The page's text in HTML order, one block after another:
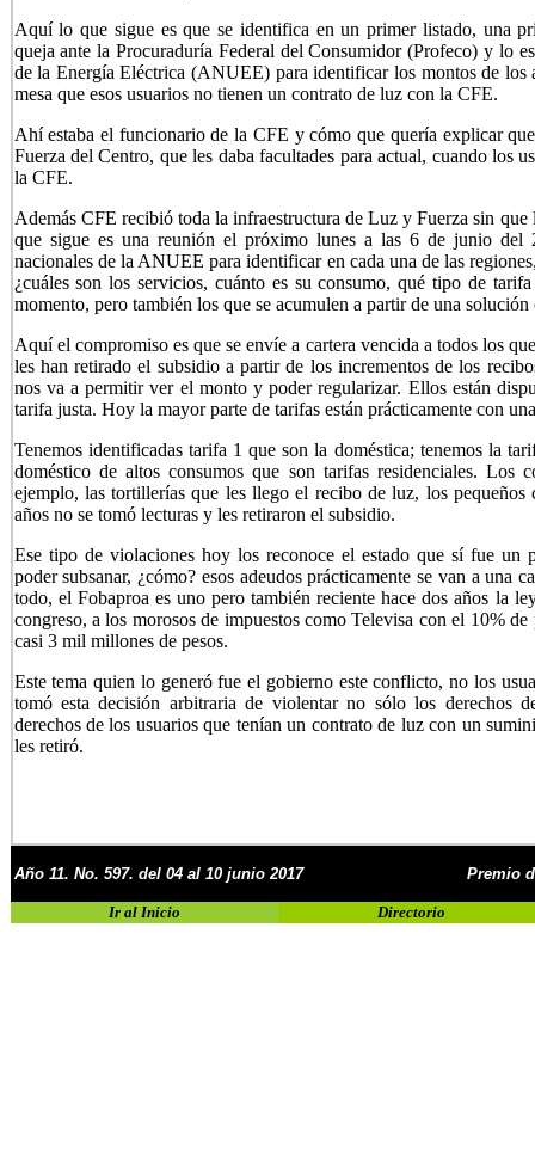
Aquí lo que sigue es que se identifica en un primer listado, una
queja ante la Procuraduría Federal del Consumidor (Profeco) y lo
de la Energía Eléctrica (ANUEE) para identificar los montos de los
mesa que esos usuarios no tienen un contrato de luz con la CFE.
Ahí estaba el funcionario de la CFE y cómo que quería explicar
Fuerza del Centro, que les daba facultades para actual, cuando los
la CFE.
Además CFE recibió toda la infraestructura de Luz y Fuerza sin que
que sigue es una reunión el próximo lunes a las 6 de junio del
nacionales de la ANUEE para identificar en cada una de las
¿cuáles son los servicios, cuánto es su consumo, qué tipo de
momento, pero también los que se acumulen a partir de una
Aquí el compromiso es que se envíe a cartera vencida a todos los
les han retirado el subsidio a partir de los incrementos de los
nos va a permitir ver el monto y poder regularizar. Ellos están
tarifa justa. Hoy la mayor parte de tarifas están prácticamente con
Tenemos identificadas tarifa 1 que son la doméstica; tenemos la
doméstico de altos consumos que son tarifas residenciales. Los
ejemplo, las tortillerías que les llego el recibo de luz, los pequeños
años no se tomó lecturas y les retiraron el subsidio.
Ese tipo de violaciones hoy los reconoce el estado que sí fue un
poder subsanar, ¿cómo? esos adeudos prácticamente se van a una
todo, el Fobaproa es uno pero también reciente hace dos años la
congreso, a los morosos de impuestos como Televisa con el 10%
casi 3 mil millones de pesos.
Este tema quien lo generó fue el gobierno este conflicto, no los
tomó esta decisión arbitraria de violentar no sólo los derechos
derechos de los usuarios que tenían un contrato de luz con un
les retiró.
Año 11. No. 597. del 04 al 10 junio 2017 Premio
Ir al Inicio Directorio